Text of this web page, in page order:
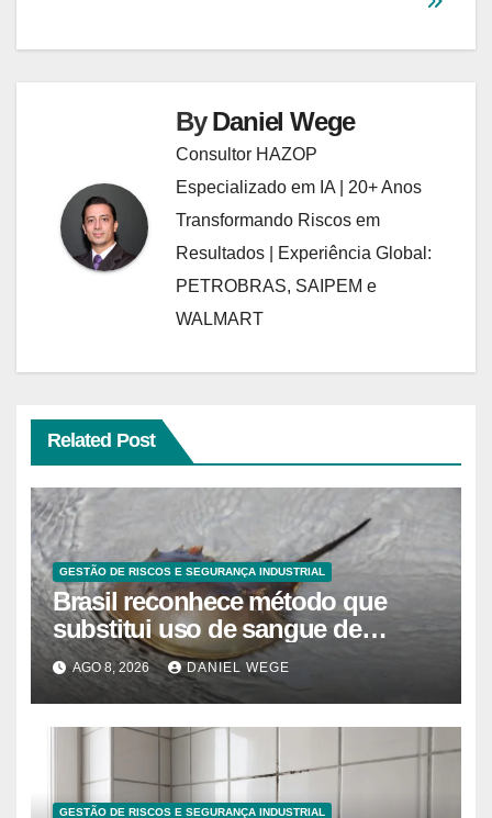
ByDaniel Wege
Consultor HAZOP
Especializado em IA | 20+ Anos
Transformando Riscos em
Resultados | Experiência Global:
PETROBRAS, SAIPEM e
WALMART
Related Post
GESTÃO DE RISCOS E SEGURANÇA INDUSTRIAL
Brasil reconhece método que
substitui uso de sangue de
caranguejo-ferradura em testes
farmacêuticos
AGO 8, 2026 DANIEL WEGE
GESTÃO DE RISCOS E SEGURANÇA INDUSTRIAL